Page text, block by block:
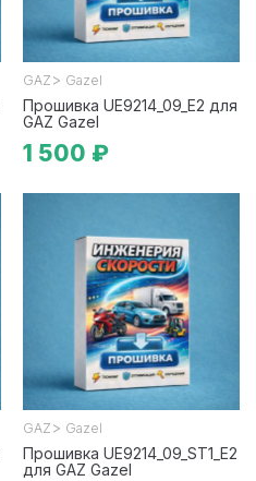
GAZ > Gazel
Прошивка UE9214_09_E2 для
GAZ Gazel
1 500 ₽
GAZ > Gazel
Прошивка UE9214_09_ST1_E2
для GAZ Gazel